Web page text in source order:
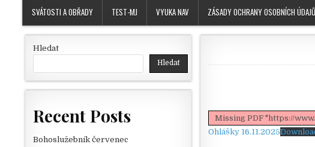
SVÁTOSTI A OBŘADY TEST-MJ VYUKA NAV ZÁSADY OCHRANY OSOBNÍCH ÚDAJŮ
Missing PDF "https://
Ohlášky 16.11.2025
Hledat
Hledat
Recent Posts
Bohoslužebník červenec